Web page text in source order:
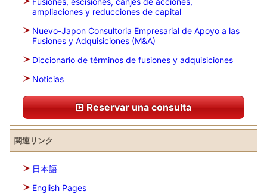
ampliaciones y reducciones de capital
Nuevo-Japon Consultoria Empresarial de Apoyo a las
Fusiones y Adquisiciones (M&A)
Diccionario de términos de fusiones y adquisiciones
Noticias
Reservar una consulta
関連リンク
日本語
English Pages